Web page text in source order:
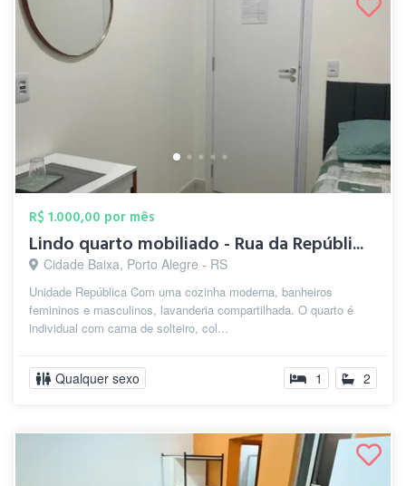
R$ 1.000,00 por mês
Lindo quarto mobiliado - Rua da Repúbli...
Cidade Baixa, Porto Alegre - RS
Unidade República Com uma cozinha moderna, banheiros
femininos e masculinos, lavanderia compartilhada. O quarto é
individual com cama de solteiro, col...
Qualquer sexo 1 2